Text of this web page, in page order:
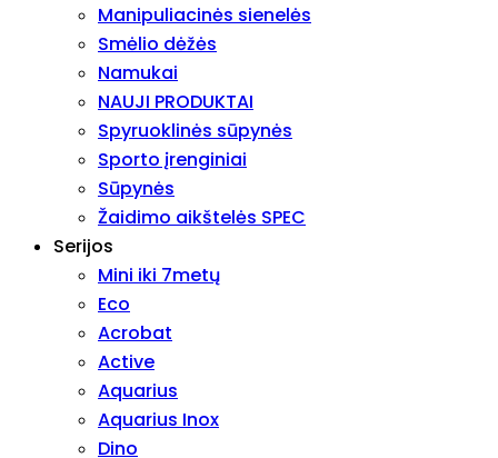
Manipuliacinės sienelės
Smėlio dėžės
Namukai
NAUJI PRODUKTAI
Spyruoklinės sūpynės
Sporto įrenginiai
Sūpynės
Žaidimo aikštelės SPEC
Serijos
Mini iki 7metų
Eco
Acrobat
Active
Aquarius
Aquarius Inox
Dino